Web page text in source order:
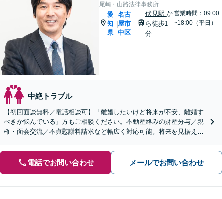
尾崎・山路法律事務所
愛
知
県
|
名古
屋市
中区
伏見駅 か
ら徒歩1
分
営業時間：09:00
~18:00（平日）
中絶トラブル
【初回面談無料／電話相談可】「離婚したいけど将来が不安、離婚す
べきか悩んでいる」方もご相談ください。不動産絡みの財産分与／親
権・面会交流／不貞慰謝料請求など幅広く対応可能。将来を見据えた
電話でお問い合わせ メールでお問い合わせ